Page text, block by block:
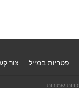
פטריות במייל צור